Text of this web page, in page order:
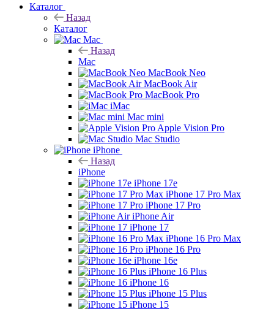
Каталог
Назад
Каталог
Mac
Назад
Mac
MacBook Neo
MacBook Air
MacBook Pro
iMac
Mac mini
Apple Vision Pro
Mac Studio
iPhone
Назад
iPhone
iPhone 17e
iPhone 17 Pro Max
iPhone 17 Pro
iPhone Air
iPhone 17
iPhone 16 Pro Max
iPhone 16 Pro
iPhone 16e
iPhone 16 Plus
iPhone 16
iPhone 15 Plus
iPhone 15